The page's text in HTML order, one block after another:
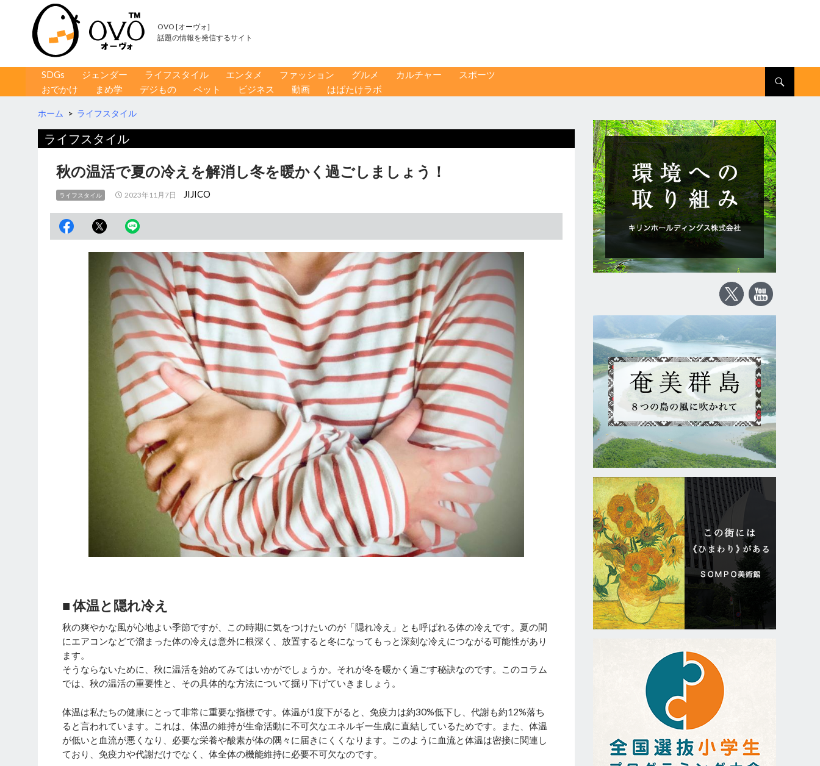
OVO [オーヴォ]
話題の情報を発信するサイト
コンテンツへ移動
SDGs ジェンダー ライフスタイル エンタメ ファッション グルメ カルチャー
スポーツ
おでかけ
まめ学 デジもの ペット ビジネス 動画 はばたけラボ
ホーム > ライフスタイル
ライフスタイル
秋の温活で夏の冷えを解消し冬を暖かく過ごしましょう！
ライフスタイル 2023年11月7日 JIJICO
■ 体温と隠れ冷え
秋の爽やかな風が心地よい季節ですが、この時期に気をつけたいのが「隠れ冷え」とも呼ばれる体の冷えです。夏の間
にエアコンなどで溜まった体の冷えは意外に根深く、放置すると冬になってもっと深刻な冷えにつながる可能性があり
ます。
そうならないために、秋に温活を始めてみてはいかがでしょうか。それが冬を暖かく過ごす秘訣なのです。このコラム
では、秋の温活の重要性と、その具体的な方法について掘り下げていきましょう。
体温は私たちの健康にとって非常に重要な指標です。体温が1度下がると、免疫力は約30%低下し、代謝も約12%落ち
ると言われています。これは、体温の維持が生命活動に不可欠なエネルギー生成に直結しているためです。また、体温
が低いと血流が悪くなり、必要な栄養や酸素が体の隅々に届きにくくなります。このように血流と体温は密接に関連し
ており、免疫力や代謝だけでなく、体全体の機能維持に必要不可欠なのです。